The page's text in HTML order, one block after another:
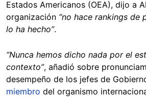
Estados Americanos (OEA), dijo a
organización “no hace rankings de
lo ha hecho”.
“Nunca hemos dicho nada por el
contexto”, añadió sobre
desempeño de los jefes de
miembro del organismo